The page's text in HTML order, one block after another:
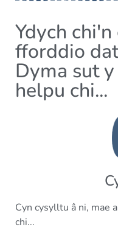
Ydych
fforddio
Dyma sut
helpu chi...
Cyn cysylltu â ni, mae
chi...